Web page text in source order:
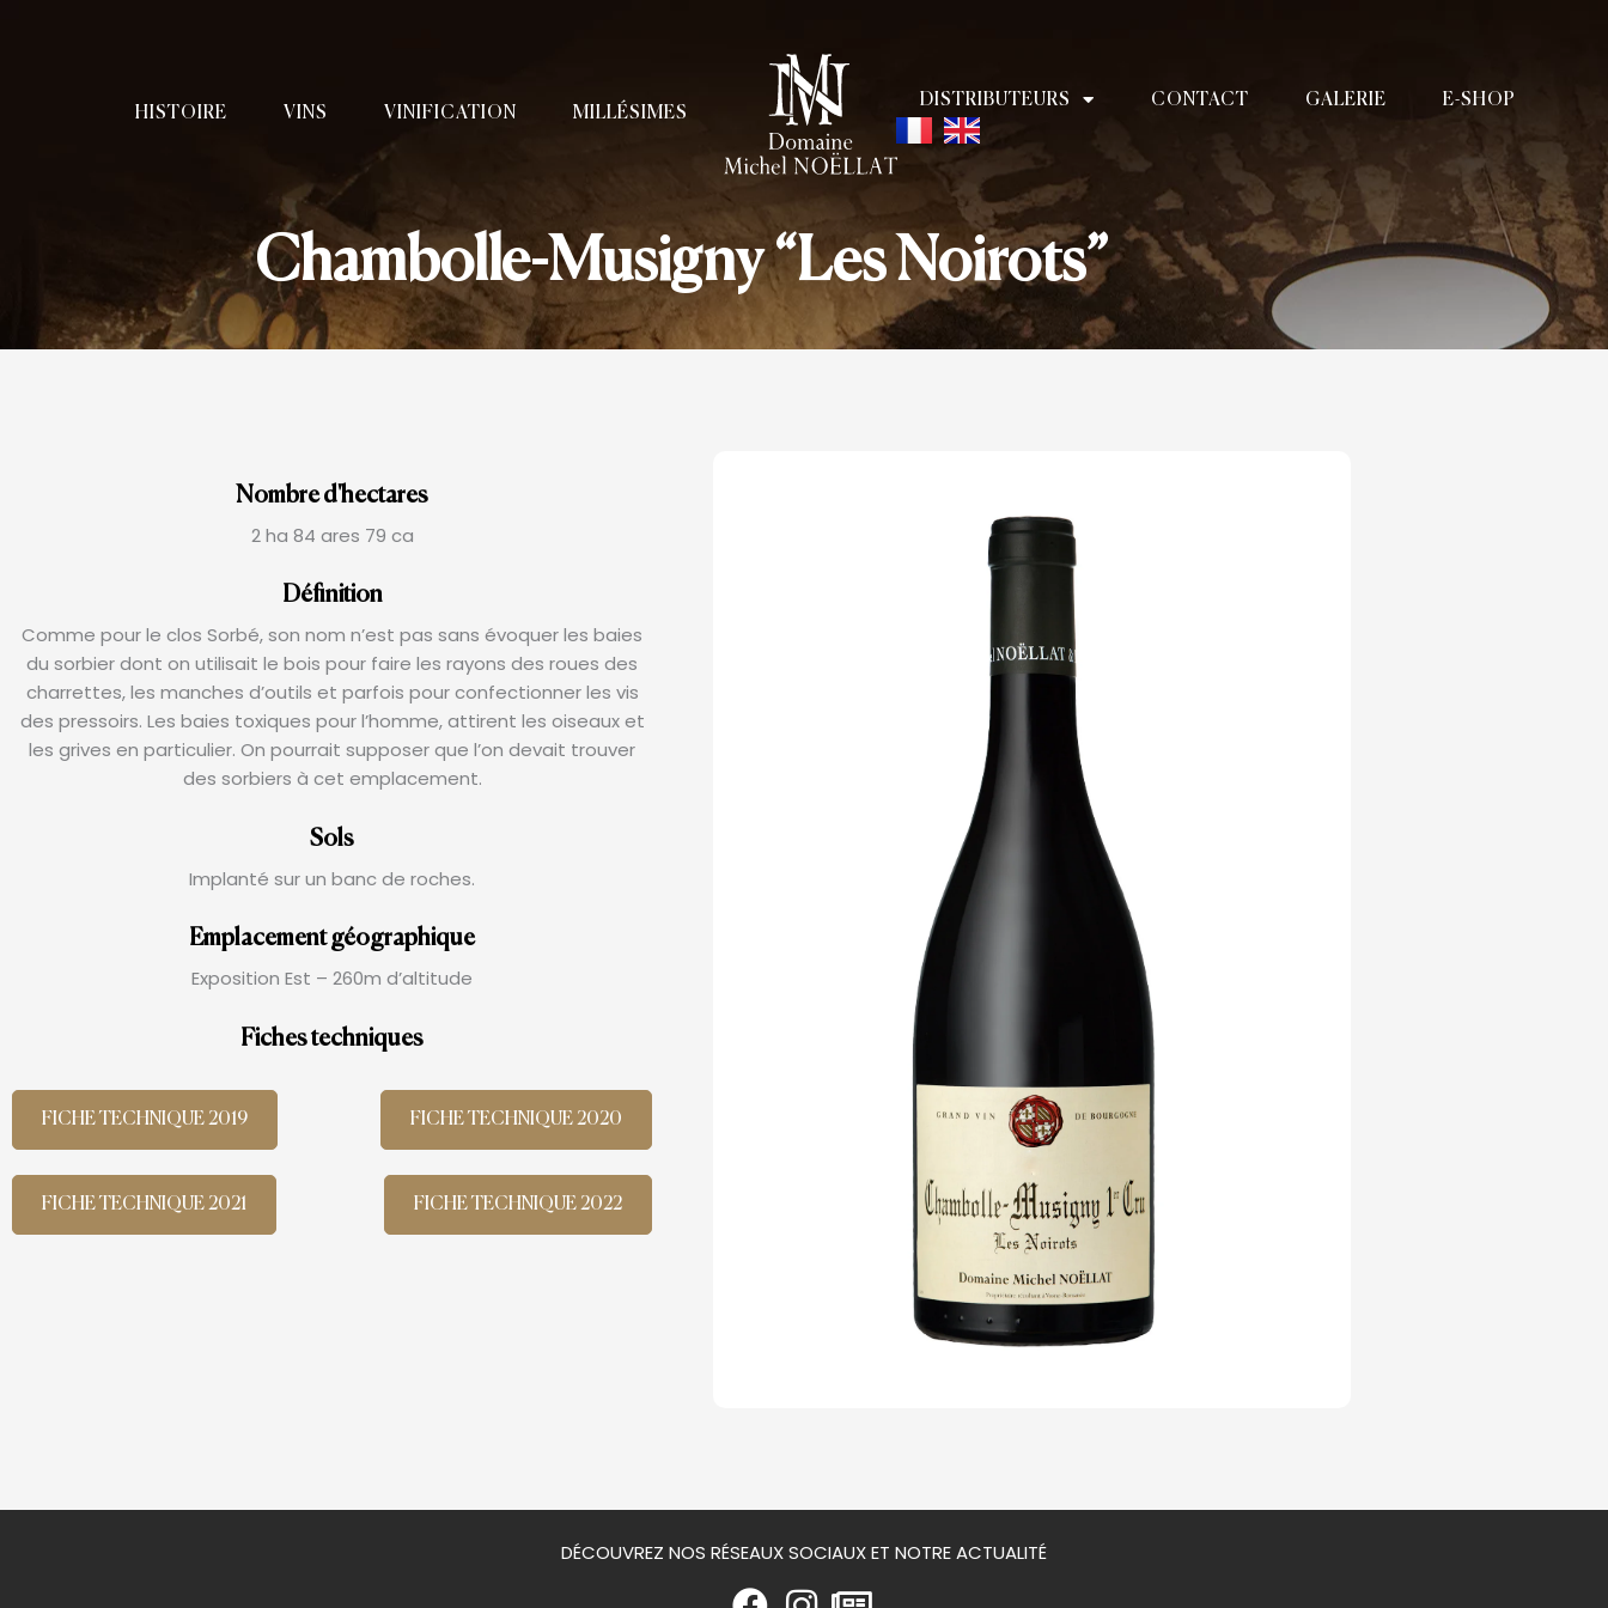
HISTOIRE VINS VINIFICATION MILLÉSIMES
DISTRIBUTEURS CONTACT GALERIE E-SHOP
Chambolle-Musigny “Les Noirots”
Nombre d'hectares
2 ha 84 ares 79 ca
Définition
Comme pour le clos Sorbé, son nom n’est pas sans évoquer les baies
du sorbier dont on utilisait le bois pour faire les rayons des roues des
charrettes, les manches d’outils et parfois pour confectionner les vis
des pressoirs. Les baies toxiques pour l’homme, attirent les oiseaux et
les grives en particulier. On pourrait supposer que l’on devait trouver
des sorbiers à cet emplacement.
Sols
Implanté sur un banc de roches.
Emplacement géographique
Exposition Est – 260m d’altitude
Fiches techniques
FICHE TECHNIQUE 2019 FICHE TECHNIQUE 2020
FICHE TECHNIQUE 2021 FICHE TECHNIQUE 2022
DÉCOUVREZ NOS RÉSEAUX SOCIAUX ET NOTRE ACTUALITÉ